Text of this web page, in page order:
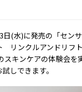
日(水)に発売の「セン
リンクルアンドリフ
スキンケアの体験会を
しできます。